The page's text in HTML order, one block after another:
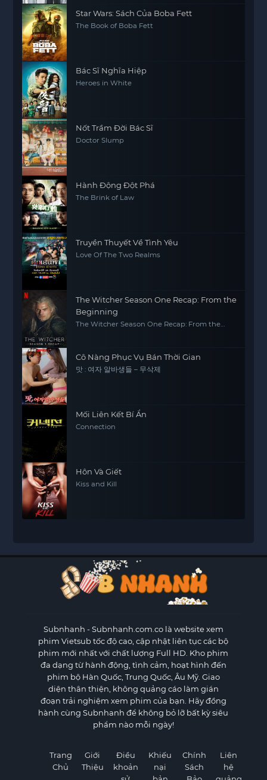
Star Wars: Sách Của Boba Fett
The Book of Boba Fett
Bác Sĩ Nghĩa Hiệp
Heroes in White
Nốt Trầm Đời Bác Sĩ
Doctor Slump
Hành Động Đột Phá
The Brink of Law
Truyền Thuyết Về Tình Yêu
Love Of The Two Realms
The Witcher Season One Recap: From the
Beginning
The Witcher Season One Recap: From the
Cô Nàng Phục Vụ Bán Thời Gian
맛 : 여자 알바생들 – 무삭제
Mối Liên Kết Bí Ẩn
Connection
Hôn Và Giết
Kiss and Kill
Subnhanh - Subnhanh.com.co là website xem
phim Vietsub tốc độ cao, cập nhật liên tục các bộ
phim mới nhất với chất lượng Full HD. Kho phim
đa dạng từ hành động, tình cảm, hoạt hình đến
phim bộ Hàn Quốc, Trung Quốc, Âu Mỹ. Giao
diện thân thiện, không quảng cáo làm gián
đoạn trải nghiệm xem phim của bạn. Hãy đồng
hành cùng Subnhanh để không bỏ lỡ bất kỳ siêu
phẩm nào mỗi ngày!
Trang
Chủ
Giới
Thiệu
Điều
khoản
Khiếu
nại
Chính
Sách
Liên
hệ